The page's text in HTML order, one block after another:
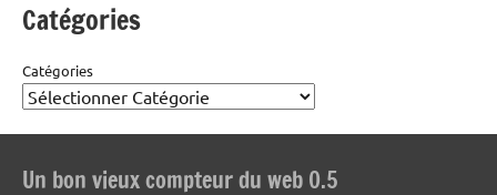
Catégories
Catégories
Un bon vieux compteur du web 0.5